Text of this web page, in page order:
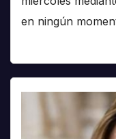
en ningún